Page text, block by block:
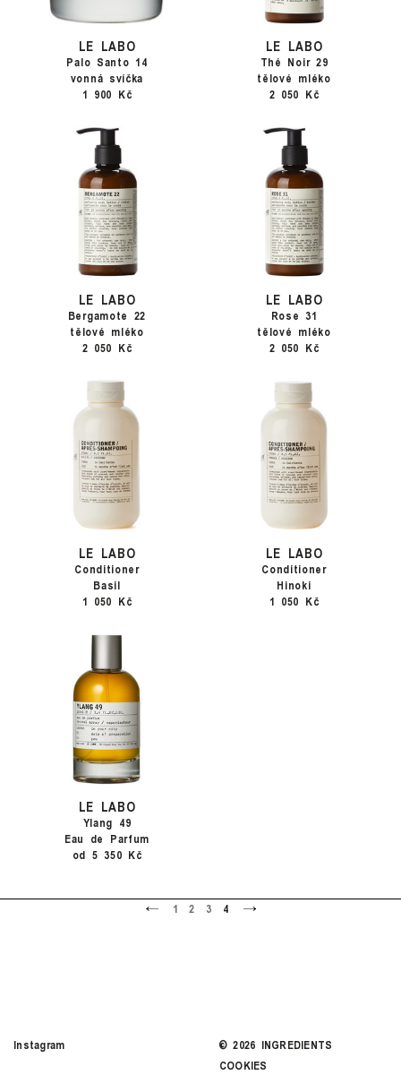
LE LABO
Palo Santo 14
vonná svíčka
1 900 Kč
LE LABO
Thé Noir 29
tělové mléko
2 050 Kč
LE LABO
Bergamote 22
tělové mléko
2 050 Kč
LE LABO
Rose 31
tělové mléko
2 050 Kč
LE LABO
Conditioner
Basil
1 050 Kč
LE LABO
Conditioner
Hinoki
1 050 Kč
LE LABO
Ylang 49
Eau de Parfum
od 5 350 Kč
< 1 2 3 4 >
Instagram ©2026 INGREDIENTS
COOKIES